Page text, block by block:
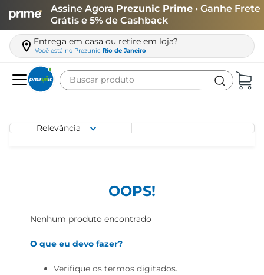
Assine Agora Prezunic Prime • Ganhe Frete
Grátis e 5% de Cashback
Entrega em casa ou retire em loja?
Você está no Prezunic Rio de Janeiro
Buscar produto
Relevância
OOPS!
Nenhum produto encontrado
O que eu devo fazer?
Verifique os termos digitados.
carne
azeite
arroz
iogurte